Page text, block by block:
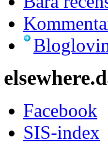
Facebook
SIS-index